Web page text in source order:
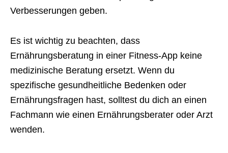
Verbesserungen geben.
Es ist wichtig zu beachten, dass
Ernährungsberatung in einer Fitness-App keine
medizinische Beratung ersetzt. Wenn du
spezifische gesundheitliche Bedenken oder
Ernährungsfragen hast, solltest du dich an einen
Fachmann wie einen Ernährungsberater oder Arzt
wenden.